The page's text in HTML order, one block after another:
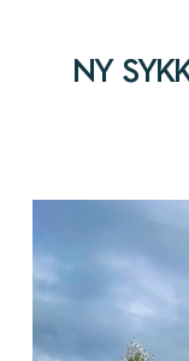
NY